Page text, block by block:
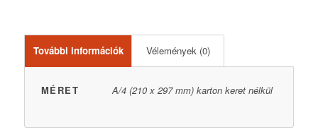
További információk Vélemények (0)
MÉRET A/4 (210 x 297 mm) karton keret nélkül